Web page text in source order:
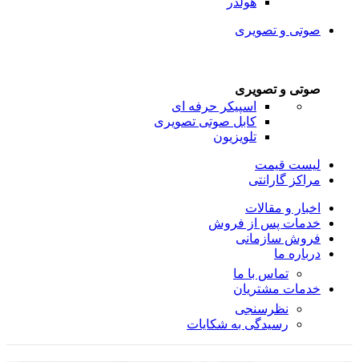
صوتی و تصویری
صوتی و تصویری
اسپیکر حرفه ای
کابل صوتی تصویری
تلویزیون
لیست قیمت
مراکز گارانتی
اخبار و مقالات
خدمات پس از فروش
فروش سازمانی
درباره ما
تماس با ما
خدمات مشتریان
نظرسنجی
رسیدگی به شکایات